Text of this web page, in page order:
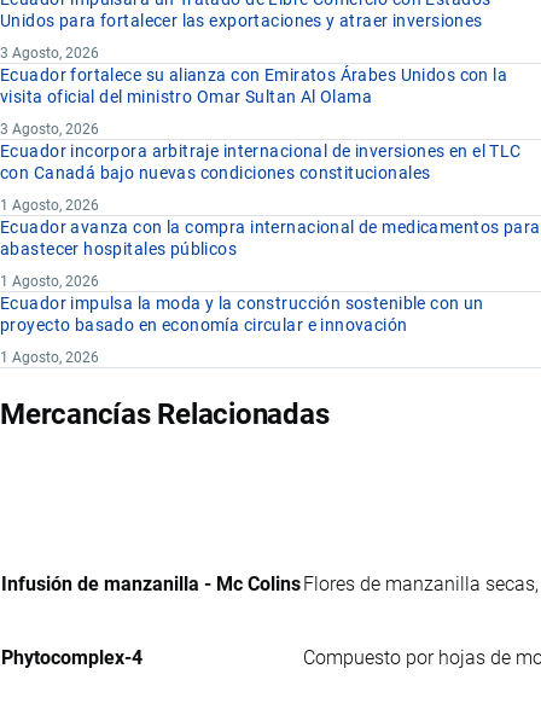
Unidos para fortalecer las exportaciones y atraer inversiones
3 Agosto, 2026
Ecuador fortalece su alianza con Emiratos Árabes Unidos con la
visita oficial del ministro Omar Sultan Al Olama
3 Agosto, 2026
Ecuador incorpora arbitraje internacional de inversiones en el TLC
con Canadá bajo nuevas condiciones constitucionales
1 Agosto, 2026
Ecuador avanza con la compra internacional de medicamentos para
abastecer hospitales públicos
1 Agosto, 2026
Ecuador impulsa la moda y la construcción sostenible con un
proyecto basado en economía circular e innovación
1 Agosto, 2026
Mercancías Relacionadas
Infusión de manzanilla - Mc Colins Flores de manzanilla
Phytocomplex-4 Compuesto por hojas de